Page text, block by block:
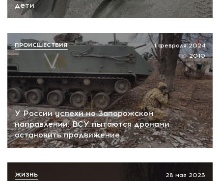
дети
У России успехи на Запорожском
направлении: ВСУ пытаются дронами
остановить продвижение
1 февраля 2024
2010
ПРОИСШЕСТВИЯ
28 мая 2023
ЖИЗНЬ